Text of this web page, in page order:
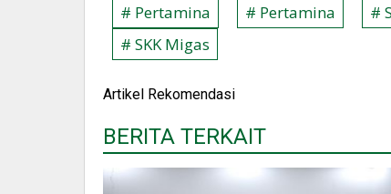
# Pertamina
# Pertamina #
# SKK Migas
Artikel Rekomendasi
BERITA TERKAIT